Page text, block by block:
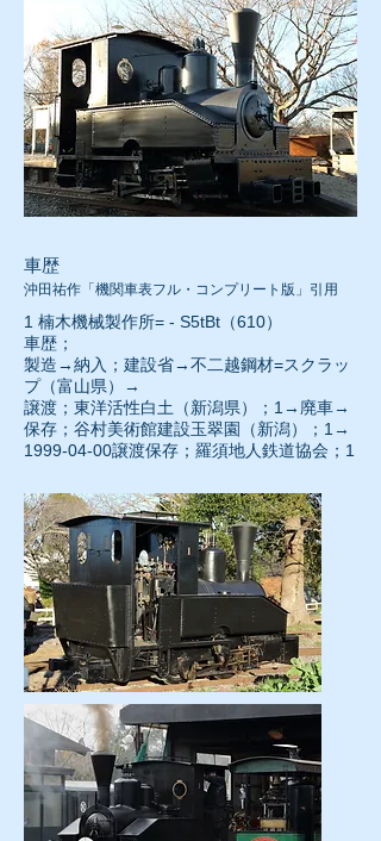
車歴
沖田祐作「機関車表フル・コンプリート版」引用
1 楠木機械製作所= - S5tBt（610）
車歴；
製造→納入；建設省→不二越鋼材=スクラッ
プ（富山県）→
譲渡；東洋活性白土（新潟県）；1→廃車→
保存；谷村美術館建設玉翠園（新潟）；1→
1999-04-00譲渡保存；羅須地人鉄道協会；1